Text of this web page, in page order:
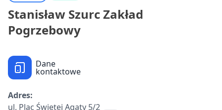
Stanisław Szurc Zakład
Pogrzebowy
Dane
kontaktowe
Adres:
ul. Plac Świętej Agaty 5/2